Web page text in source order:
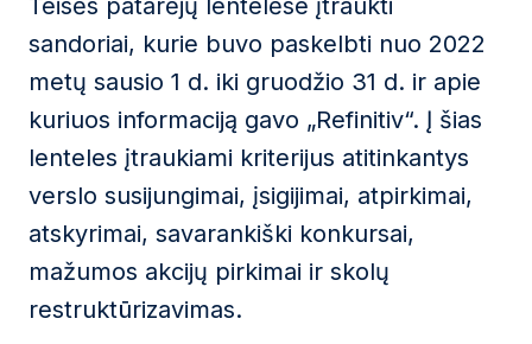
Teisės patarėjų lentelėse įtraukti
sandoriai, kurie buvo paskelbti nuo 2022
metų sausio 1 d. iki gruodžio 31 d. ir apie
kuriuos informaciją gavo „Refinitiv“. Į šias
lenteles įtraukiami kriterijus atitinkantys
verslo susijungimai, įsigijimai, atpirkimai,
atskyrimai, savarankiški konkursai,
mažumos akcijų pirkimai ir skolų
restruktūrizavimas.